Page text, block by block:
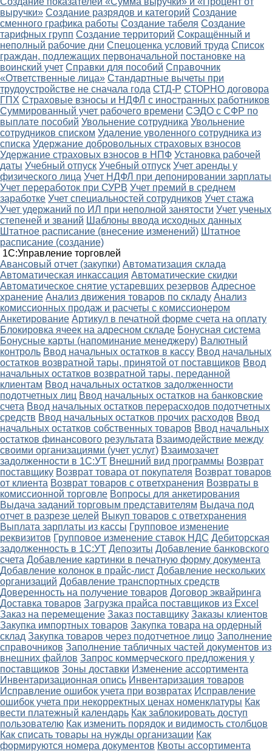
выручки» Создание разрядов и категорий Создание
сменного графика работы Создание табеля Создание
тарифных групп Создание территорий Сокращённый и
неполный рабочие дни Спецоценка условий труда Список
граждан, подлежащих первоначальной постановке на
воинский учет Справки для пособий Справочник
«Ответственные лица» Стандартные вычеты при
трудоустройстве не сначала года СТД-Р СТОРНО договора
ГПХ Страховые взносы и НДФЛ с иностранных работников
Суммированный учет рабочего времени СЭДО с СФР по
выплате пособий Увольнение сотрудника Увольнение
сотрудников списком Удаление уволенного сотрудника из
списка Удержание добровольных страховых взносов
Удержание страховых взносов в НПФ Установка рабочей
даты Учебный отпуск Учебный отпуск Учет аренды у
физического лица Учет НДФЛ при депонировании зарплаты
Учет переработок при СУРВ Учет премий в среднем
заработке Учет специальностей сотрудников Учет стажа
Учет удержаний по ИЛ при неполной занятости Учет ученых
степеней и званий Шаблоны ввода исходных данных
Штатное расписание (внесение изменений) Штатное
расписание (создание)
1С:Управление торговлей
Авансовый отчет (закупки) Автоматизация склада
Автоматическая инкассация Автоматические скидки
Автоматическое снятие устаревших резервов Адресное
хранение Анализ движения товаров по складу Анализ
комиссионных продаж и расчеты с комиссионером
Анкетирование Артикул в печатной форме счета на оплату
Блокировка ячеек на адресном складе Бонусная система
Бонусные карты (напоминание менеджеру) Валютный
контроль Ввод начальных остатков в кассу Ввод начальных
остатков возвратной тары, принятой от поставщиков Ввод
начальных остатков возвратной тары, переданной
клиентам Ввод начальных остатков задолженности
подотчетных лиц Ввод начальных остатков на банковские
счета Ввод начальных остатков перерасходов подотчетных
средств Ввод начальных остатков прочих расходов Ввод
начальных остатков собственных товаров Ввод начальных
остатков финансового результата Взаимодействие между
своими организациями (учет услуг) Взаимозачет
задолженности в 1С:УТ Внешний вид программы Возврат
поставщику Возврат товара от покупателя Возврат товаров
от клиента Возврат товаров с ответхранения Возвраты в
комиссионной торговле Вопросы для анкетирования
Выдача заданий торговым представителям Выдача под
отчет в разрезе целей Выкуп товаров с ответхранения
Выплата зарплаты из кассы Групповое изменение
реквизитов Групповое изменение ставок НДС Дебиторская
задолженность в 1С:УТ Депозиты Добавление банковского
счета Добавление картинки в печатную форму документа
Добавление колонок в прайс-лист Добавление нескольких
организаций Добавление транспортных средств
Доверенность на получение товаров Договор эквайринга
Доставка товаров Загрузка прайса поставщиков из Excel
Заказ на перемещение Заказ поставщику Заказы клиентов
Закупка импортных товаров Закупка товара на ордерный
склад Закупка товаров через подотчетное лицо Заполнение
справочников Заполнение табличных частей документов из
внешних файлов Запрос коммерческого предложения у
поставщиков Зоны доставки Изменение ассортимента
Инвентаризационная опись Инвентаризация товаров
Исправление ошибок учета при возвратах Исправление
ошибок учета при некорректных ценах номенклатуры Как
вести платежный календарь Как заблокировать доступ
пользователю Как изменить порядок и видимость столбцов
Как списать товары на нужды организации Как
формируются номера документов Квоты ассортимента